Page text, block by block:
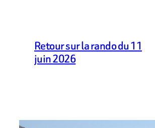
Retour sur la rando du 11
juin 2026